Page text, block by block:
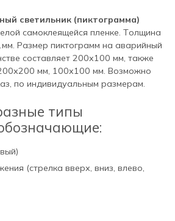
светильник (пиктограмма)
самоклеящейся пленке. Толщина
Размер пиктограмм на аварийный
составляет 200х100 мм, также
мм, 100х100 мм. Возможно
по индивидуальным размерам.
типы
(стрелка вверх, вниз, влево,